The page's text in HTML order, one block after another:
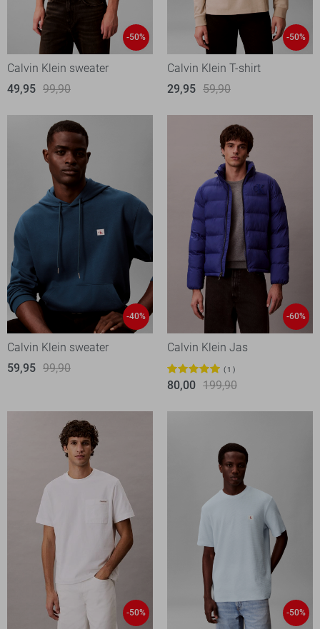
-50%
Calvin Klein sweater
49,95 99,90
-50%
Calvin Klein T-shirt
29,95 59,90
-40%
Calvin Klein sweater
59,95 99,90
-60%
Calvin Klein Jas
1
80,00 199,90
-50% -50%